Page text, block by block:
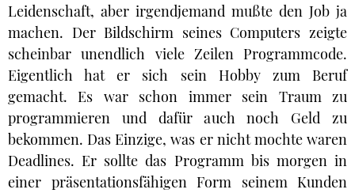
Leidenschaft, aber irgendjemand mußte den Job ja
machen. Der Bildschirm seines Computers zeigte
scheinbar unendlich viele Zeilen Programmcode.
Eigentlich hat er sich sein Hobby zum Beruf
gemacht. Es war schon immer sein Traum zu
programmieren und dafür auch noch Geld zu
bekommen. Das Einzige, was er nicht mochte waren
Deadlines. Er sollte das Programm bis morgen in
einer präsentationsfähigen Form seinem Kunden